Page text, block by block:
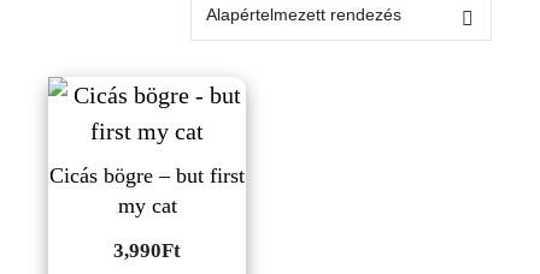
Cicás bögre – but first
my cat
3,990Ft